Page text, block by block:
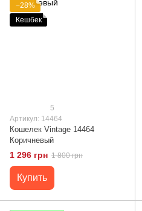
−28%
Кешбек
5
Артикул: 14464
Кошелек Vintage 14464
Коричневый
1 296 грн 1 800 грн
Купить